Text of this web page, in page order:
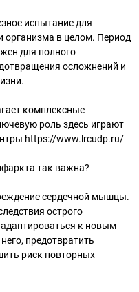
испытание для
организма в целом. Период
для полного
осложнений и
комплексные
роль здесь играют
https://www.lrcudp.ru/
так важна?
сердечной мышцы.
острого
к новым
предотвратить
риск повторных